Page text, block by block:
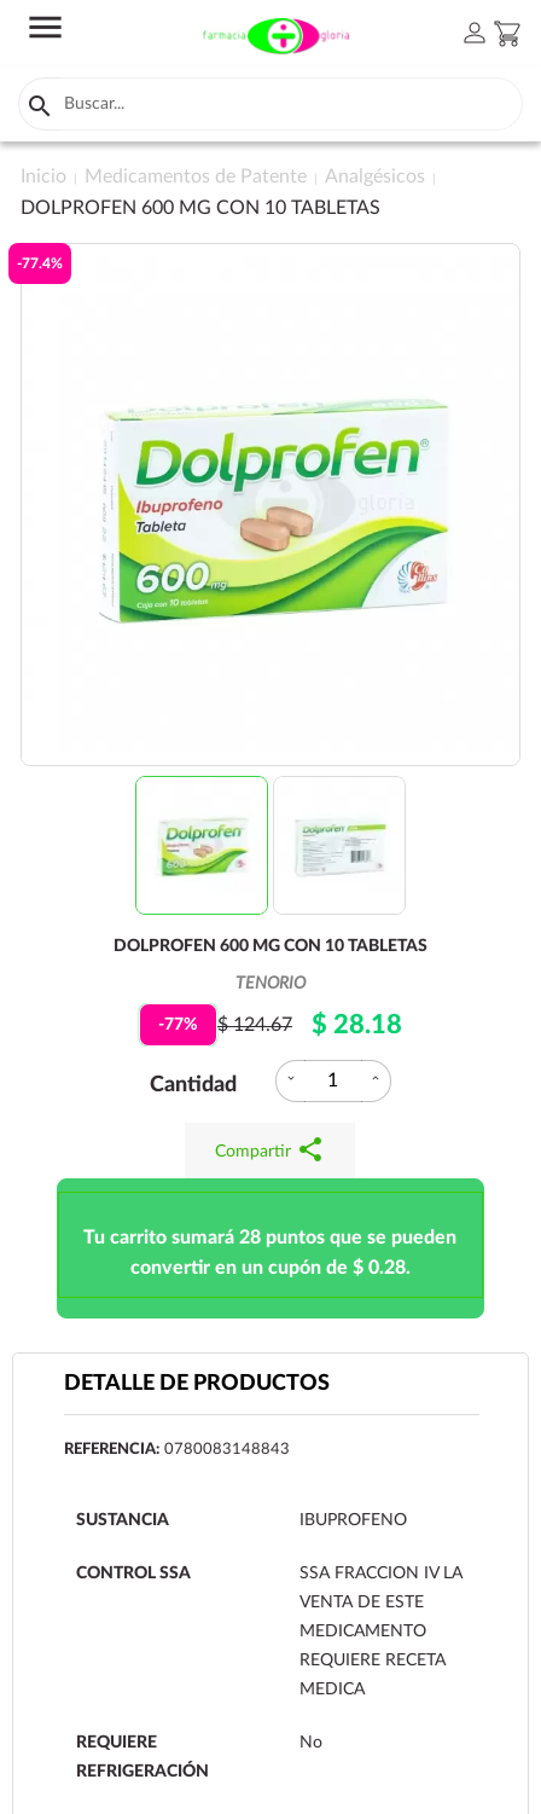
menu person shopping_cart

Inicio Medicamentos de Patente
Analgésicos
DOLPROFEN 600 MG CON 10 TABLETAS
-77.4%
DOLPROFEN 600 MG CON 10 TABLETAS
TENORIO
-77% $ 124.67 $ 28.18
Cantidad expand_more expand_less
Compartir share
Tu carrito sumará 28 puntos que se pueden
convertir en un cupón de $ 0.28.
DETALLE DE PRODUCTOS
REFERENCIA: 0780083148843
SUSTANCIA IBUPROFENO
CONTROL SSA
SSA FRACCION IV LA
VENTA DE ESTE
MEDICAMENTO
REQUIERE RECETA
MEDICA
REQUIERE
REFRIGERACIÓN
No